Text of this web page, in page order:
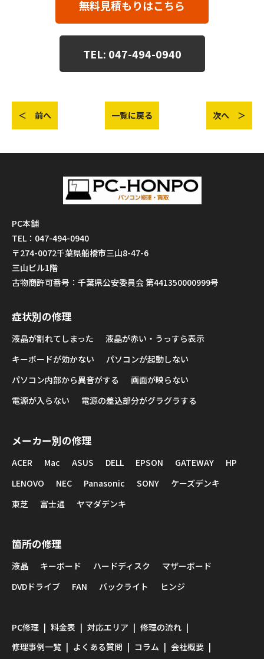
無料見積もりはこちら
TEL: 047-494-0940
＜ 前へ 一覧に戻る 次へ ＞
PC本舗
TEL：047-494-0940
〒274-0072千葉県船橋市三山8-47-6
三山ビル1階
古物商許可番号：千葉県公安委員会 第441350000999号
症状別の修理
液晶が割れてしまった
液晶が赤い・うっすら表示
キーボードが効かない
パソコンが起動しない
パソコン内部から異音がする
画面が映らない
電源が入らない
電源の差込部分がグラグラする
メーカー別の修理
ACER Mac ASUS DELL EPSON GATEWAY
HP
LENOVO
NEC Panasonic SONY
ケーズデンキ
東芝
富士通 ヤマダデンキ
箇所の修理
液晶 キーボード ハードディスク
マザーボード
DVDドライブ
FAN バックライト ヒンジ
PC修理 料金表 対応エリア
修理の流れ
修理事例一覧
よくある質問 コラム 会社概要